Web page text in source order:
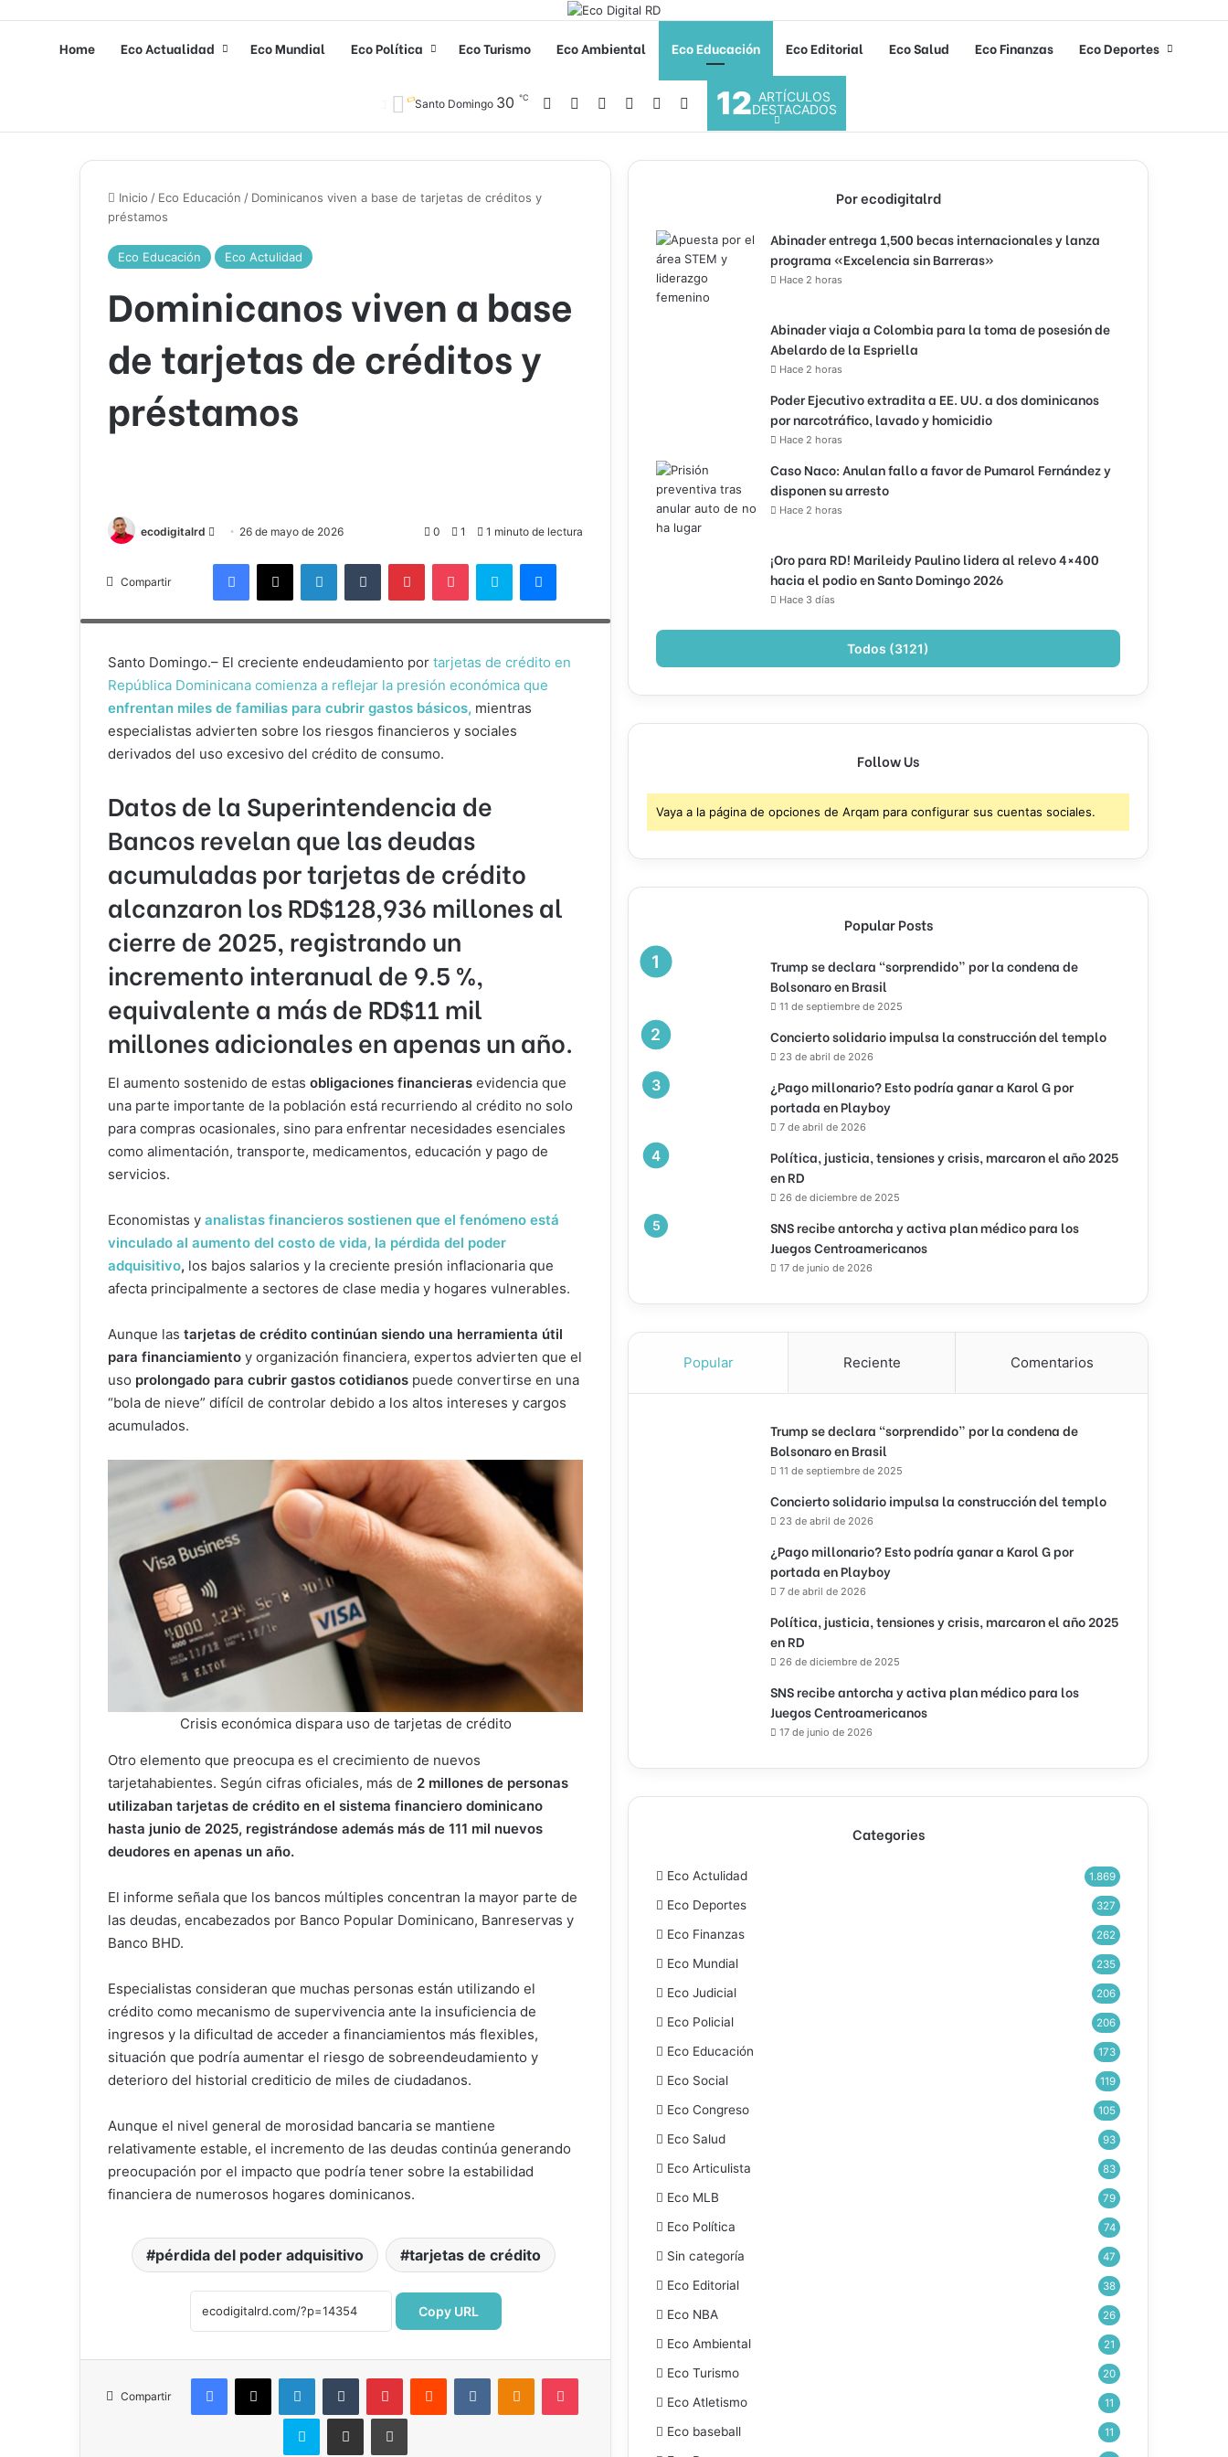
Home Eco Actualidad Eco Mundial Eco Política Eco Turismo Eco Ambiental Eco Educación Eco Editorial Eco Salud Eco Finanzas Eco Deportes
Santo Domingo 30 ℃ Facebook YouTubeInstagram
AccesoBuscar por
12 ARTÍCULOS
DESTACADOS
Inicio / Eco Educación / Dominicanos viven a base de tarjetas de créditos y
préstamos
Eco Educación Eco Actulidad
Dominicanos viven a base
de tarjetas de créditos y
préstamos
ecodigitalrd
Send
email
26 de mayo de 2026 0 1 1 minuto de lectura
Compartir
Facebook
X LinkedInTumblr PinterestPocket Skype Messenger
Especialistas advierten sobre el riesgo de sobreendeudamiento por el uso creciente del crédito
Santo Domingo.– El creciente endeudamiento por tarjetas de crédito en
República Dominicana comienza a reflejar la presión económica que
enfrentan miles de familias para cubrir gastos básicos, mientras
especialistas advierten sobre los riesgos financieros y sociales
derivados del uso excesivo del crédito de consumo.
Datos de la Superintendencia de
Bancosrevelan que las deudas
acumuladas por tarjetas de crédito
alcanzaron los RD$128,936 millones al
cierre de 2025, registrando un
incremento interanual de 9.5 %,
equivalente a más de RD$11 mil
millones adicionales en apenas un año.
El aumento sostenido de estas obligaciones financieras evidencia que
una parte importante de la población está recurriendo al crédito no solo
para compras ocasionales, sino para enfrentar necesidades esenciales
como alimentación, transporte, medicamentos, educación y pago de
servicios.
Economistas y analistas financieros sostienen que el fenómeno está
vinculado al aumento del costo de vida, la pérdida del poder
adquisitivo, los bajos salarios y la creciente presión inflacionaria que
afecta principalmente a sectores de clase media y hogares vulnerables.
Aunque las tarjetas de crédito continúan siendo una herramienta útil
para financiamiento y organización financiera, expertos advierten que el
uso prolongado para cubrir gastos cotidianos puede convertirse en una
“bola de nieve” difícil de controlar debido a los altos intereses y cargos
acumulados.
Crisis económica dispara uso de tarjetas de crédito
Otro elemento que preocupa es el crecimiento de nuevos
tarjetahabientes. Según cifras oficiales, más de 2 millones de personas
utilizaban tarjetas de crédito en el sistema financiero dominicano
hasta junio de 2025, registrándose además más de 111 mil nuevos
deudores en apenas un año.
El informe señala que los bancos múltiples concentran la mayor parte de
las deudas, encabezados por Banco Popular Dominicano, Banreservas y
Banco BHD.
Especialistas consideran que muchas personas están utilizando el
crédito como mecanismo de supervivencia ante la insuficiencia de
ingresos y la dificultad de acceder a financiamientos más flexibles,
situación que podría aumentar el riesgo de sobreendeudamiento y
deterioro del historial crediticio de miles de ciudadanos.
Aunque el nivel general de morosidad bancaria se mantiene
relativamente estable, el incremento de las deudas continúa generando
preocupación por el impacto que podría tener sobre la estabilidad
financiera de numerosos hogares dominicanos.
pérdida del poder adquisitivo tarjetas de crédito
Copy URL
Compartir
Facebook
X LinkedInTumblr PinterestReddit VKontakteOdnoklassniki
Pocket
Skype Compartir por correo electrónicoImprimir
Por ecodigitalrd
Abinader entrega 1,500 becas internacionales y lanza
programa «Excelencia sin Barreras»
Hace 2 horas
Abinader viaja a Colombia para la toma de posesión de
Abelardo de la Espriella
Hace 2 horas
Poder Ejecutivo extradita a EE. UU. a dos dominicanos
por narcotráfico, lavado y homicidio
Hace 2 horas
Caso Naco: Anulan fallo a favor de Pumarol Fernández y
disponen su arresto
Hace 2 horas
¡Oro para RD! Marileidy Paulino lidera al relevo 4×400
hacia el podio en Santo Domingo 2026
Hace 3 días
Todos (3121)
Follow Us
Vaya a la página de opciones de Arqam para configurar sus cuentas sociales.
Popular Posts
Trump se declara “sorprendido” por la condena de
Bolsonaro en Brasil
11 de septiembre de 2025
Concierto solidario impulsa la construcción del templo
23 de abril de 2026
¿Pago millonario? Esto podría ganar a Karol G por
portada en Playboy
7 de abril de 2026
Política, justicia, tensiones y crisis, marcaron el año 2025
en RD
26 de diciembre de 2025
SNS recibe antorcha y activa plan médico para los
Juegos Centroamericanos
17 de junio de 2026
Popular Reciente Comentarios
Trump se declara “sorprendido” por la condena de
Bolsonaro en Brasil
11 de septiembre de 2025
Concierto solidario impulsa la construcción del templo
23 de abril de 2026
¿Pago millonario? Esto podría ganar a Karol G por
portada en Playboy
7 de abril de 2026
Política, justicia, tensiones y crisis, marcaron el año 2025
en RD
26 de diciembre de 2025
SNS recibe antorcha y activa plan médico para los
Juegos Centroamericanos
17 de junio de 2026
Categories
Eco Actulidad 1.869
Eco Deportes 327
Eco Finanzas 262
Eco Mundial 235
Eco Judicial 206
Eco Policial 206
Eco Educación 173
Eco Social 119
Eco Congreso 105
Eco Salud 93
Eco Articulista 83
Eco MLB 79
Eco Política 74
Sin categoría 47
Eco Editorial 38
Eco NBA 26
Eco Ambiental 21
Eco Turismo 20
Eco Atletismo 11
Eco baseball 11